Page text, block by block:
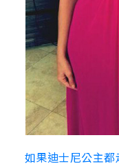
如果迪士尼公主